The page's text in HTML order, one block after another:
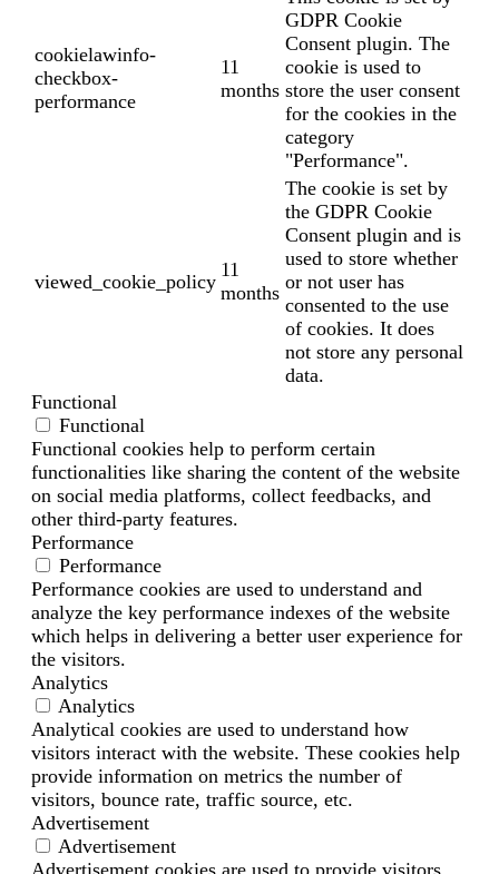
cookielawinfo-
checkbox-
performance
11
months
GDPR Cookie
Consent plugin. The
cookie is used to
store the user consent
for the cookies in the
category
"Performance".
viewed_cookie_policy
11
months
The cookie is set by
the GDPR Cookie
Consent plugin and is
used to store whether
or not user has
consented to the use
of cookies. It does
not store any personal
data.
Functional
Functional
Functional cookies help to perform certain
functionalities like sharing the content of the website
on social media platforms, collect feedbacks, and
other third-party features.
Performance
Performance
Performance cookies are used to understand and
analyze the key performance indexes of the website
which helps in delivering a better user experience for
the visitors.
Analytics
Analytics
Analytical cookies are used to understand how
visitors interact with the website. These cookies help
provide information on metrics the number of
visitors, bounce rate, traffic source, etc.
Advertisement
Advertisement
Advertisement cookies are used to provide visitors